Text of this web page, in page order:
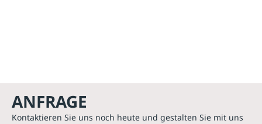
ANFRAGE
Kontaktieren Sie uns noch heute und gestalten Sie mit uns